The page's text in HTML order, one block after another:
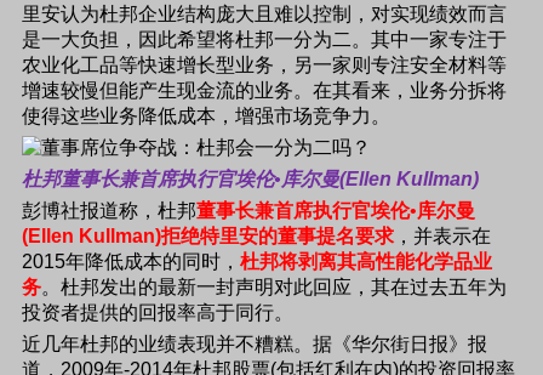
里安认为杜邦企业结构庞大且难以控制，对实现绩效而言
是一大负担，因此希望将杜邦一分为二。其中一家专注于
农业化工品等快速增长型业务，另一家则专注安全材料等
增速较慢但能产生现金流的业务。在其看来，业务分拆将
使得这些业务降低成本，增强市场竞争力。
杜邦董事长兼首席执行官埃伦•库尔曼(Ellen Kullman)
彭博社报道称，杜邦董事长兼首席执行官埃伦•库尔曼
(Ellen Kullman)拒绝特里安的董事提名要求 ，并表示在
2015年降低成本的同时， 杜邦将剥离其高性能化学品业
务。杜邦发出的最新一封声明对此回应，其在过去五年为
投资者提供的回报率高于同行。
近几年杜邦的业绩表现并不糟糕。据《华尔街日报》报
道， 2009年-2014年杜邦股票(包括红利在内)的投资回报率